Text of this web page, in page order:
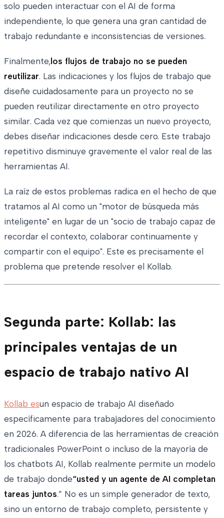
solo pueden interactuar con el AI de forma
independiente, lo que genera una gran cantidad de
trabajo redundante e inconsistencias de versiones.
Finalmente,los flujos de trabajo no se pueden
reutilizar. Las indicaciones y los flujos de trabajo que
diseñe cuidadosamente para un proyecto no se
pueden reutilizar directamente en otro proyecto
similar. Cada vez que comienzas un nuevo proyecto,
debes diseñar indicaciones desde cero. Este trabajo
repetitivo disminuye gravemente el valor real de las
herramientas AI.
La raíz de estos problemas radica en el hecho de que
tratamos al AI como un "motor de búsqueda más
inteligente" en lugar de un "socio de trabajo capaz de
recordar el contexto, colaborar continuamente y
compartir con el equipo". Este es precisamente el
problema que pretende resolver el Kollab.
Segunda parte: Kollab: las
principales ventajas de un
espacio de trabajo nativo AI
Kollab esun espacio de trabajo AI diseñado
específicamente para trabajadores del conocimiento
en 2026. A diferencia de las herramientas de creación
tradicionales PowerPoint o incluso de la mayoría de
los chatbots AI, Kollab realmente permite un modelo
de trabajo donde“usted y un agente de AI completan
tareas juntos.” No es un simple generador de texto,
sino un entorno de trabajo completo, persistente y